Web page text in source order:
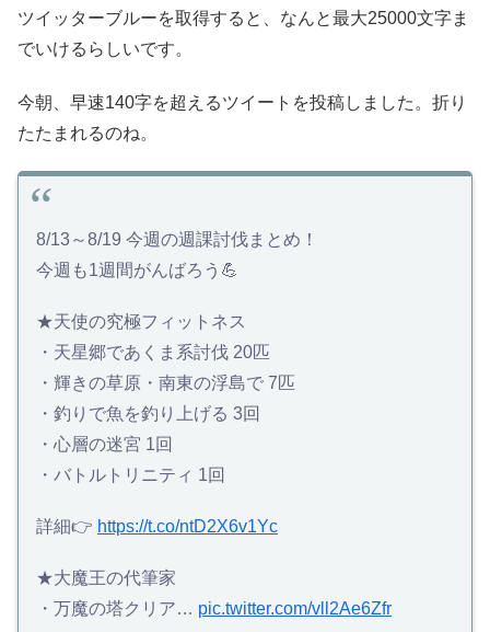
ツイッターブルーを取得すると、なんと最大25000文字ま
でいけるらしいです。
今朝、早速140字を超えるツイートを投稿しました。折り
たたまれるのね。
8/13～8/19 今週の週課討伐まとめ！
今週も1週間がんばろう💪
★天使の究極フィットネス
・天星郷であくま系討伐 20匹
・輝きの草原・南東の浮島で 7匹
・釣りで魚を釣り上げる 3回
・心層の迷宮 1回
・バトルトリニティ 1回
詳細👉 https://t.co/ntD2X6v1Yc
★大魔王の代筆家
・万魔の塔クリア… pic.twitter.com/vll2Ae6Zfr